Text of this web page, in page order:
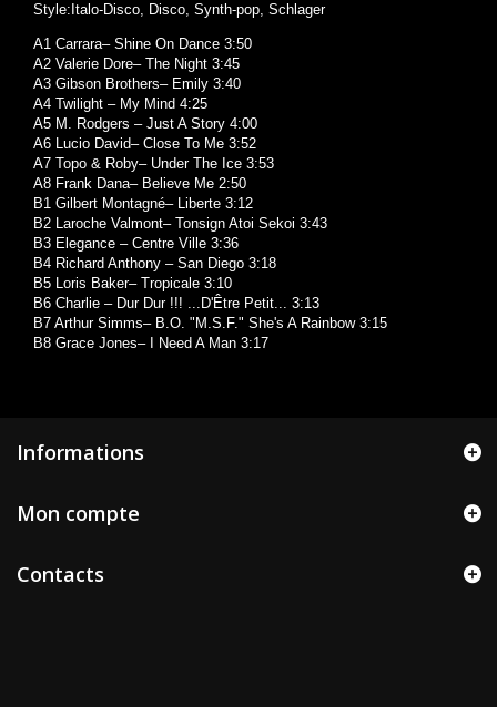
Style:Italo-Disco, Disco, Synth-pop, Schlager
A1 Carrara– Shine On Dance 3:50
A2 Valerie Dore– The Night 3:45
A3 Gibson Brothers– Emily 3:40
A4 Twilight – My Mind 4:25
A5 M. Rodgers – Just A Story 4:00
A6 Lucio David– Close To Me 3:52
A7 Topo & Roby– Under The Ice 3:53
A8 Frank Dana– Believe Me 2:50
B1 Gilbert Montagné– Liberte 3:12
B2 Laroche Valmont– Tonsign Atoi Sekoi 3:43
B3 Elegance – Centre Ville 3:36
B4 Richard Anthony – San Diego 3:18
B5 Loris Baker– Tropicale 3:10
B6 Charlie – Dur Dur !!! ...D'Être Petit... 3:13
B7 Arthur Simms– B.O. "M.S.F." She's A Rainbow 3:15
B8 Grace Jones– I Need A Man 3:17
Informations
Mon compte
Contacts